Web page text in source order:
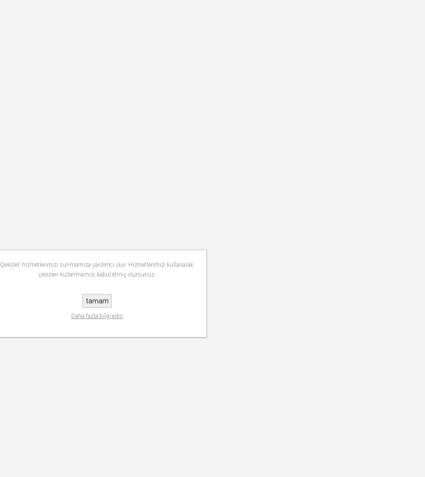
Çerezler, hizmetlerimizi sunmamıza yardımcı olur. Hizmetlerimizi kullanarak,
çerezleri kullanmamızı kabul etmiş olursunuz.
tamam
Daha fazla bilgi edin